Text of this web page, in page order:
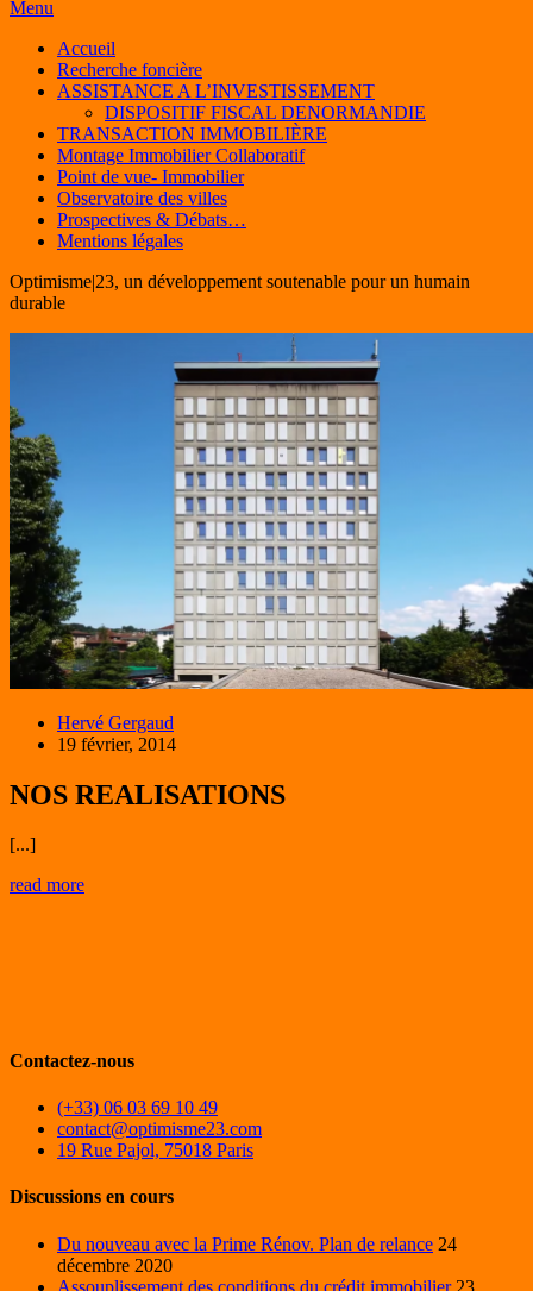
Menu
Accueil
Recherche foncière
ASSISTANCE A L’INVESTISSEMENT
DISPOSITIF FISCAL DENORMANDIE
TRANSACTION IMMOBILIÈRE
Montage Immobilier Collaboratif
Point de vue- Immobilier
Observatoire des villes
Prospectives & Débats…
Mentions légales
Optimisme|23, un développement soutenable pour un humain
durable
Hervé Gergaud
19 février, 2014
NOS REALISATIONS
[...]
read more
Contactez-nous
(+33) 06 03 69 10 49
contact@optimisme23.com
19 Rue Pajol, 75018 Paris
Discussions en cours
Du nouveau avec la Prime Rénov. Plan de relance 24
décembre 2020
Assouplissement des conditions du crédit immobilier 23